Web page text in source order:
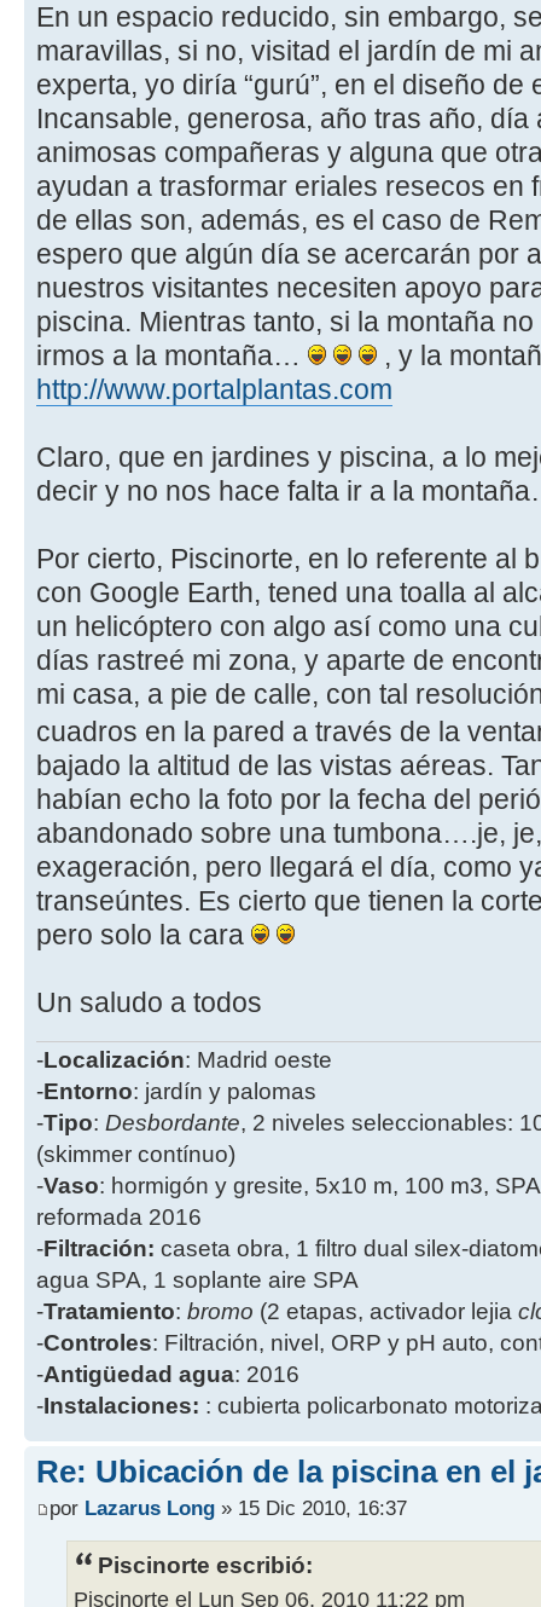
En un espacio reducido, sin embargo,
maravillas, si no, visitad el jardín de mi
experta, yo diría “gurú”, en el diseño de
Incansable, generosa, año tras año, día
animosas compañeras y alguna que
ayudan a trasformar eriales resecos en
de ellas son, además, es el caso de
espero que algún día se acercarán por
nuestros visitantes necesiten apoyo
piscina. Mientras tanto, si la montaña
irmos a la montaña…
, y la
http://www.portalplantas.com
Claro, que en jardines y piscina, a lo
decir y no nos hace falta ir a la
Por cierto, Piscinorte, en lo referente al
con Google Earth, tened una toalla al
un helicóptero con algo así como una
días rastreé mi zona, y aparte de
mi casa, a pie de calle, con tal
cuadros en la pared a través de la
bajado la altitud de las vistas aéreas.
habían echo la foto por la fecha del
abandonado sobre una tumbona….je,
exageración, pero llegará el día, como
transeúntes. Es cierto que tienen la
pero solo la cara
Un saludo a todos
-Localización: Madrid oeste
-Entorno: jardín y palomas
-Tipo: Desbordante, 2 niveles seleccionables:
(skimmer contínuo)
-Vaso: hormigón y gresite, 5x10 m, 100 m3,
reformada 2016
-Filtración: caseta obra, 1 filtro dual silex-
agua SPA, 1 soplante aire SPA
-Tratamiento: bromo (2 etapas, activador lejia
-Controles: Filtración, nivel, ORP y pH auto,
-Antigüedad agua: 2016
-Instalaciones: : cubierta policarbonato
Re: Ubicación de la piscina en el
por Lazarus Long » 15 Dic 2010, 16:37
Piscinorte escribió:
Piscinorte el Lun Sep 06, 2010 11:22 pm